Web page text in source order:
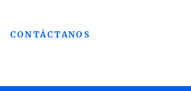
CONTÁCTANOS